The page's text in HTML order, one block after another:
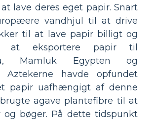
lave deres eget papir. Snart
vandhjul til at drive
til at lave papir billigt og
at eksportere papir til
Mamluk Egypten og
Aztekerne havde opfundet
papir uafhængigt af denne
agave plantefibre til at
og bøger. På dette tidspunkt